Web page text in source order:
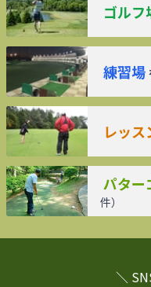
ゴルフ
練習場
レッス
パター
件）
＼